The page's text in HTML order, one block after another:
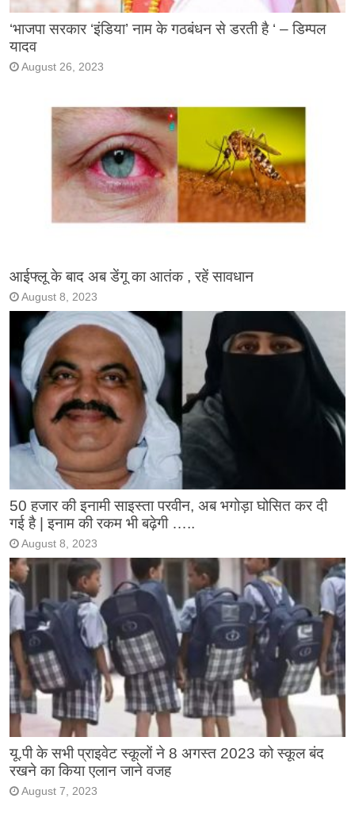
‘भाजपा सरकार ‘इंडिया’ नाम के गठबंधन से डरती है ‘ – डिम्पल
यादव
August 26, 2023
आईफ्लू के बाद अब डेंगू का आतंक , रहें सावधान
August 8, 2023
50 हजार की इनामी साइस्ता परवीन, अब भगोड़ा घोसित कर दी
गई है | इनाम की रकम भी बढ़ेगी …..
August 8, 2023
यू.पी के सभी प्राइवेट स्कूलों ने 8 अगस्त 2023 को स्कूल बंद
रखने का किया एलान जाने वजह
August 7, 2023